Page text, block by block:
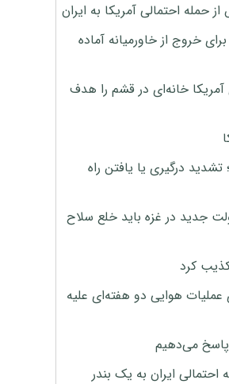
حمله احتمالی آمریکا به ایران
خروج از خاورمیانه آماده
بمب ۲۰۰۰ پوندی آمریکا خانه‌ای در قشم را هدف
درگیری یا یافتن راه
جدید در غزه باید خلع سلاح
کرد
عملیات هوایی دو هفته‌ای علیه
پاسخ می‌دهیم
احتمالی ایران به یک بندر